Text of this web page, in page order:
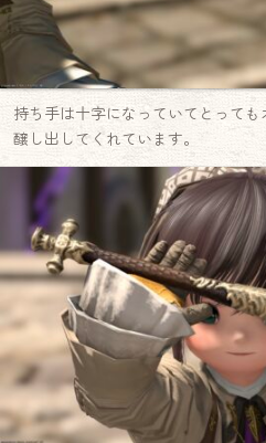
持ち手は十字になっていてとって
醸し出してくれています。